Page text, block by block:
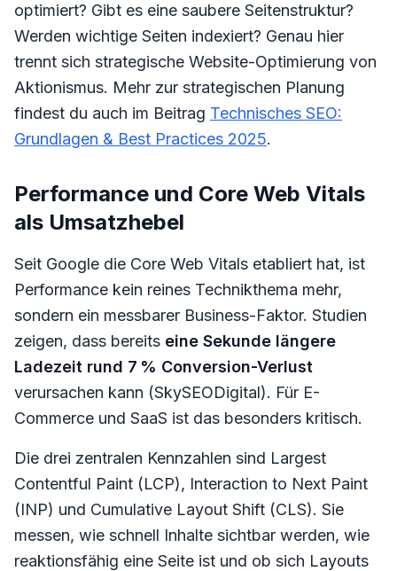
optimiert? Gibt es eine saubere Seitenstruktur?
Werden wichtige Seiten indexiert? Genau hier
trennt sich strategische Website-Optimierung von
Aktionismus. Mehr zur strategischen Planung
findest du auch im Beitrag Technisches SEO:
Grundlagen & Best Practices 2025.
Performance und Core Web Vitals
als Umsatzhebel
Seit Google die Core Web Vitals etabliert hat, ist
Performance kein reines Technikthema mehr,
sondern ein messbarer Business-Faktor. Studien
zeigen, dass bereits eine Sekunde längere
Ladezeit rund 7 % Conversion-Verlust
verursachen kann (SkySEODigital). Für E-
Commerce und SaaS ist das besonders kritisch.
Die drei zentralen Kennzahlen sind Largest
Contentful Paint (LCP), Interaction to Next Paint
(INP) und Cumulative Layout Shift (CLS). Sie
messen, wie schnell Inhalte sichtbar werden, wie
reaktionsfähig eine Seite ist und ob sich Layouts